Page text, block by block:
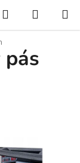
Hľadať
KOŠÍK